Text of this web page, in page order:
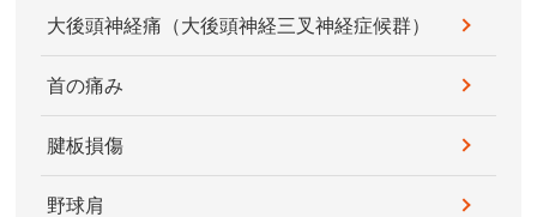
大後頭神経痛（大後頭神経三叉神経症候群）
首の痛み
腱板損傷
野球肩